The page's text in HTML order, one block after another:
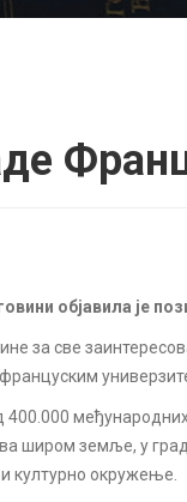
објавила је
за све
међународних
широм земље, у
културно окружење.